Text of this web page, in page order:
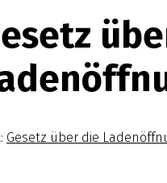
Gesetz über die